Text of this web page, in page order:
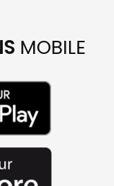
MOBILE